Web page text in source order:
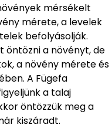
mérsékelt
mérete, a levelek
befolyásolják.
a növényt, de
a növény mérete és
A Fügefa
a talaj
öntözzük meg a
kiszáradt.